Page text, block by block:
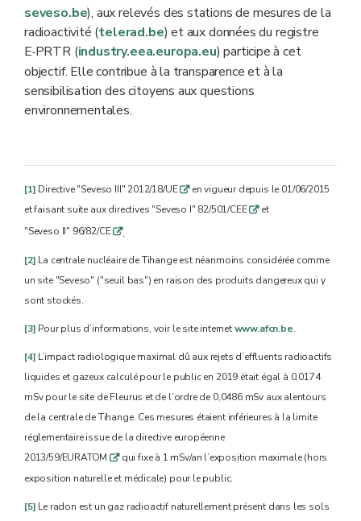
seveso.be), aux relevés des stations de mesures de la
radioactivité (telerad.be) et aux données du registre
E‑PRTR (industry.eea.europa.eu) participe à cet
objectif. Elle contribue à la transparence et à la
sensibilisation des citoyens aux questions
environnementales.
[1] Directive "Seveso III" 2012/18/UEqen vigueur depuis le 01/06/2015
et faisant suite aux directives "Seveso I" 82/501/CEEqet
"Seveso II" 96/82/CEq.
[2] La centrale nucléaire de Tihange est néanmoins considérée comme
un site "Seveso" ("seuil bas") en raison des produits dangereux qui y
sont stockés.
[3] Pour plus d’informations, voir le site internetwww.afcn.be.
[4] L’impact radiologique maximal dû aux rejets d’effluents radioactifs
liquides et gazeux calculé pour le public en 2019 était égal à 0,0174
mSv pour le site de Fleurus et de l’ordre de 0,0486 mSv aux alentours
de la centrale de Tihange. Ces mesures étaient inférieures à la limite
réglementaire issue de la directive européenne
2013/59/EURATOMqqui fixe à 1 mSv/an l’exposition maximale (hors
exposition naturelle et médicale) pour le public.
[5] Le radon est un gaz radioactif naturellement présent dans les sols